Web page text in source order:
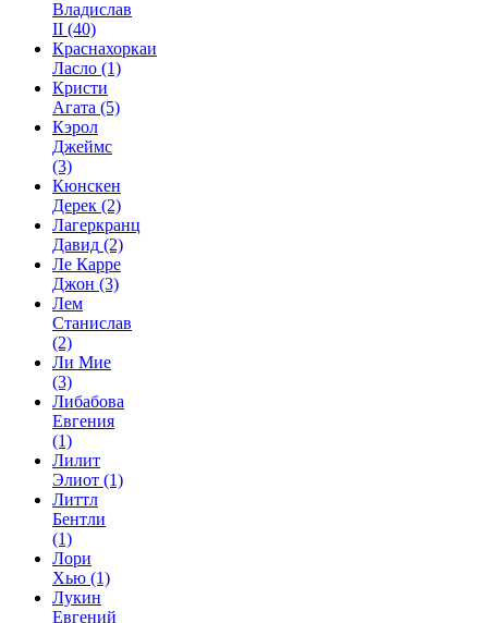
Владислав
II (40)
Краснахоркаи
Ласло (1)
Кристи
Агата (5)
Кэрол
Джеймс
(3)
Кюнскен
Дерек (2)
Лагеркранц
Давид (2)
Ле Карре
Джон (3)
Лем
Станислав
(2)
Ли Мие
(3)
Либабова
Евгения
(1)
Лилит
Элиот (1)
Литтл
Бентли
(1)
Лори
Хью (1)
Лукин
Евгений